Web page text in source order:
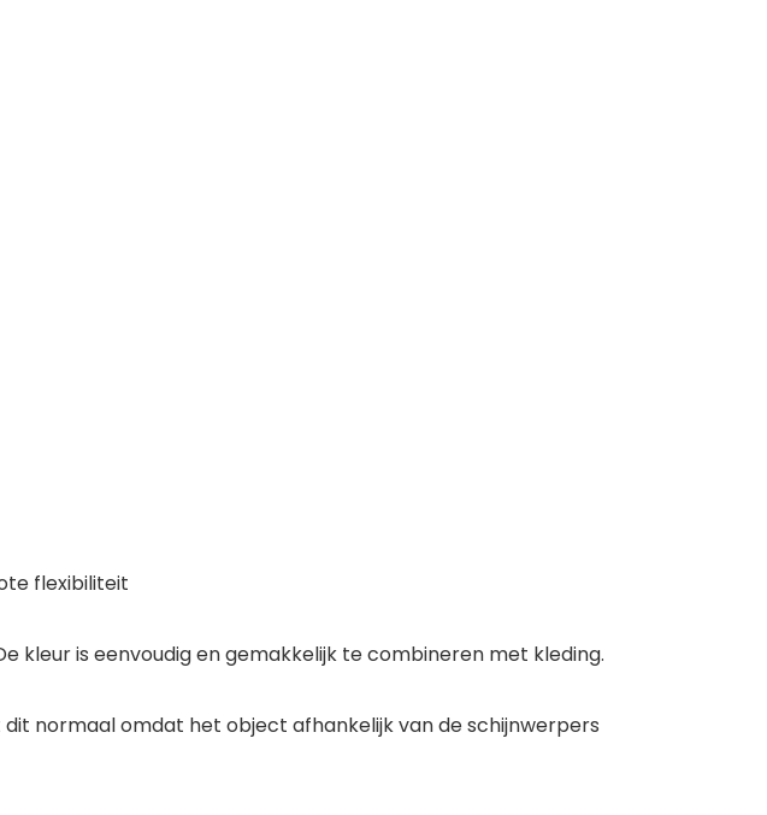
flexibiliteit
kleur is eenvoudig en gemakkelijk te combineren met kleding.
normaal omdat het object afhankelijk van de schijnwerpers